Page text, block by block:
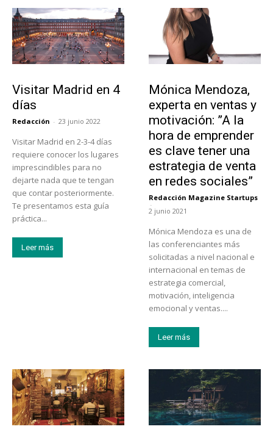
Visitar Madrid en 4
días
Redacción - 23 junio 2022
Visitar Madrid en 2-3-4 días
requiere conocer los lugares
imprescindibles para no
dejarte nada que te tengan
que contar posteriormente.
Te presentamos esta guía
práctica...
Leer más
Mónica Mendoza,
experta en ventas y
motivación: ”A la
hora de emprender
es clave tener una
estrategia de venta
en redes sociales”
Redacción Magazine Startups
-
2 junio 2021
Mónica Mendoza es una de
las conferenciantes más
solicitadas a nivel nacional e
internacional en temas de
estrategia comercial,
motivación, inteligencia
emocional y ventas....
Leer más